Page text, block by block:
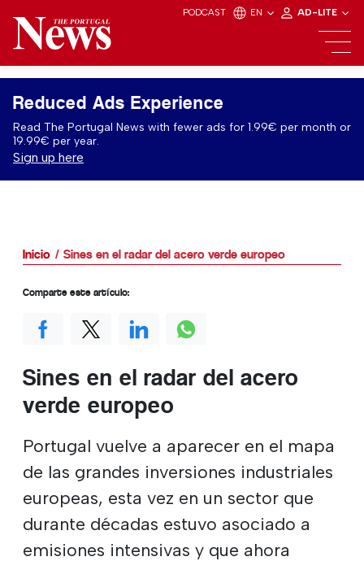
PODCAST EN AD-LITE
Reduced Ads Experience
Read The Portugal News with fewer ads for 1.99€ per month or
19.99€ per year.
Sign up here
Inicio Sines en el radar del acero verde europeo
Sines en el radar del acero
verde europeo
Portugal vuelve a aparecer en el mapa
de las grandes inversiones industriales
europeas, esta vez en un sector que
durante décadas estuvo asociado a
emisiones intensivas y que ahora
Comparte este artículo: